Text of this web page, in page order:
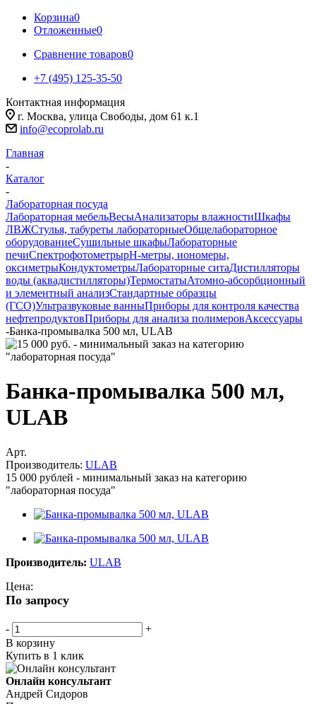
Корзина0
Отложенные0
Сравнение товаров0
+7 (495) 125-35-50
Контактная информация
г. Москва, улица Свободы, дом 61 к.1
info@ecoprolab.ru
Главная
-
Каталог
-
Лабораторная посуда
Лабораторная мебельВесыАнализаторы влажностиШкафы
ЛВЖСтулья, табуреты лабораторныеОбщелабораторное
оборудованиеСушильные шкафыЛабораторные
печиСпектрофотометрыpH-метры, иономеры,
оксиметрыКондуктометрыЛабораторные ситаДистилляторы
воды (аквадистилляторы)ТермостатыАтомно-абсорбционный
и элементный анализСтандартные образцы
(ГСО)Ультразвуковые ванныПриборы для контроля качества
нефтепродуктовПриборы для анализа полимеровАксессуары
-Банка-промывалка 500 мл, ULAB
Банка-промывалка 500 мл,
ULAB
Арт.
Производитель: ULAB
15 000 рублей - минимальный заказ на категорию
"лабораторная посуда"
Производитель: ULAB
Цена:
По запросу
-
+
В корзину
Купить в 1 клик
Онлайн консультант
Андрей Сидоров